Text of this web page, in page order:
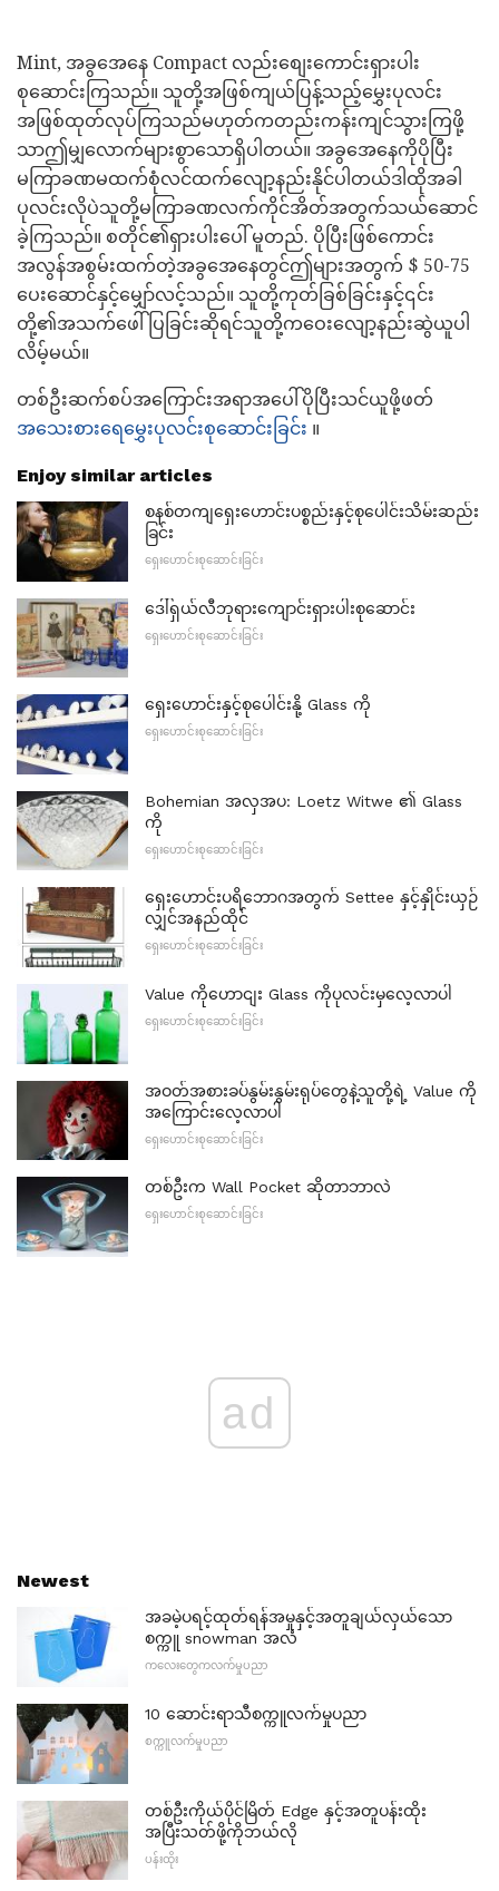
Mint, အခွအေနေ Compact လည်းစျေးကောင်းရှားပါး
စုဆောင်းကြသည်။ သူတို့အဖြစ်ကျယ်ပြန့်သည့်မွှေးပုလင်း
အဖြစ်ထုတ်လုပ်ကြသည်မဟုတ်ကတည်းကန်းကျင်သွားကြဖို့
သာဤမျှလောက်များစွာသောရှိပါတယ်။ အခွအေနေကိုပိုပြီး
မကြာခဏမထက်စုံလင်ထက်လျော့နည်းနိုင်ပါတယ်ဒါထိုအခါ
ပုလင်းလိုပဲသူတို့မကြာခဏလက်ကိုင်အိတ်အတွက်သယ်ဆောင်
ခဲ့ကြသည်။ စတိုင်၏ရှားပါးပေါ် မူတည်. ပိုပြီးဖြစ်ကောင်း
အလွန်အစွမ်းထက်တဲ့အခွအေနေတွင်ဤများအတွက် $ 50-75
ပေးဆောင်နှင့်မျှော်လင့်သည်။ သူတို့ကုတ်ခြစ်ခြင်းနှင့်၎င်း
တို့၏အသက်ဖေါ်ပြခြင်းဆိုရင်သူတို့ကဝေးလျော့နည်းဆွဲယူပါ
လိမ့်မယ်။
တစ်ဦးဆက်စပ်အကြောင်းအရာအပေါ်ပိုပြီးသင်ယူဖို့ဖတ်
အသေးစားရေမွှေးပုလင်းစုဆောင်းခြင်း ။
Enjoy similar articles
စနစ်တကျရှေးဟောင်းပစ္စည်းနှင့်စုပေါင်းသိမ်းဆည်း
ခြင်း
ရှေးဟောင်းစုဆောင်းခြင်း
ဒေါ်ရှယ်လီဘုရားကျောင်းရှားပါးစုဆောင်း
ရှေးဟောင်းစုဆောင်းခြင်း
ရှေးဟောင်းနှင့်စုပေါင်းနို့ Glass ကို
ရှေးဟောင်းစုဆောင်းခြင်း
Bohemian အလှအပ: Loetz Witwe ၏ Glass
ကို
ရှေးဟောင်းစုဆောင်းခြင်း
ရှေးဟောင်းပရိဘောဂအတွက် Settee နှင့်နှိုင်းယှဉ်
လျှင်အနည်ထိုင်
ရှေးဟောင်းစုဆောင်းခြင်း
Value ကိုဟောငျး Glass ကိုပုလင်းမှလေ့လာပါ
ရှေးဟောင်းစုဆောင်းခြင်း
အဝတ်အစားခပ်နွမ်းနွမ်းရုပ်တွေနဲ့သူတို့ရဲ့ Value ကို
အကြောင်းလေ့လာပါ
ရှေးဟောင်းစုဆောင်းခြင်း
တစ်ဦးက Wall Pocket ဆိုတာဘာလဲ
ရှေးဟောင်းစုဆောင်းခြင်း
ad
Newest
အခမဲ့ပရင့်ထုတ်ရန်အမှုနှင့်အတူချယ်လှယ်သော
စက္ကူ snowman အလံ
ကလေးတွေကလက်မှုပညာ
10 ဆောင်းရာသီစက္ကူလက်မှုပညာ
စက္ကူလက်မှုပညာ
တစ်ဦးကိုယ်ပိုင်မြိတ် Edge နှင့်အတူပန်းထိုး
အပြီးသတ်ဖို့ကိုဘယ်လို
ပန်းထိုး